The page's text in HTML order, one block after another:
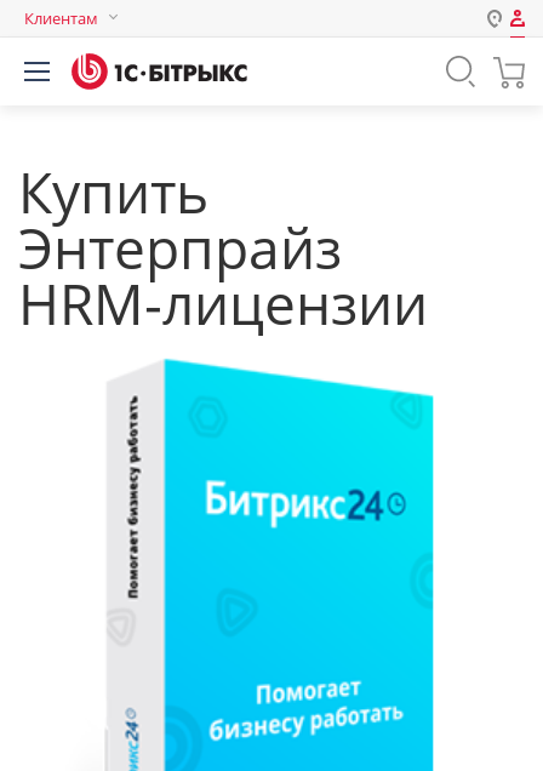
Клиентам
Авторизация
Пароль
компьютере
или войдите с помощью
Купить
Энтерпрайз
HRM‑лицензии